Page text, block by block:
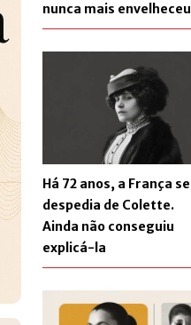
nunca mais envelheceu
Há 72 anos, a França se
despedia de Colette.
Ainda não conseguiu
explicá-la